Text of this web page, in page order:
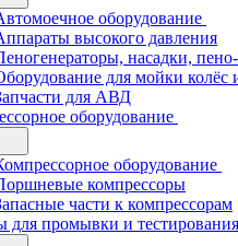
оборудование
высокого давления
насадки,
для мойки колёс
для АВД
оборудование
оборудование
компрессоры
части к компрессорам
для промывки и